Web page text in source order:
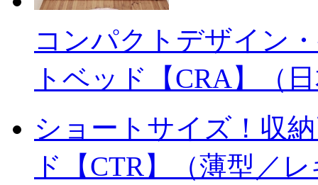
コンパクトデザイン
トベッド【CRA】（
ショートサイズ！収
ド【CTR】（薄型／